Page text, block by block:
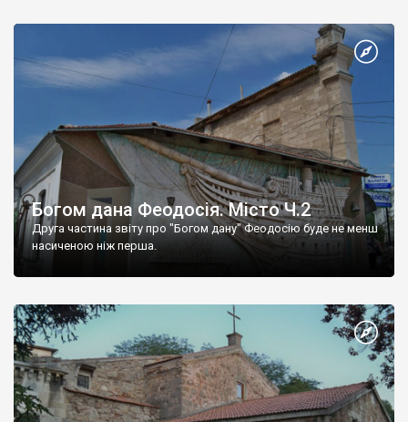
Богом дана Феодосія. Місто Ч.2
Друга частина звіту про "Богом дану" Феодосію буде не менш
насиченою ніж перша.